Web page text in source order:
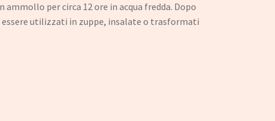
per circa 12 ore in acqua fredda. Dopo
essere utilizzati in zuppe, insalate o trasformati